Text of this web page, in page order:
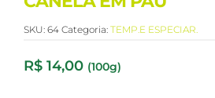
SKU: 64 Categoria: TEMP.E ESPECIAR.
R$ 14,00 (100g)